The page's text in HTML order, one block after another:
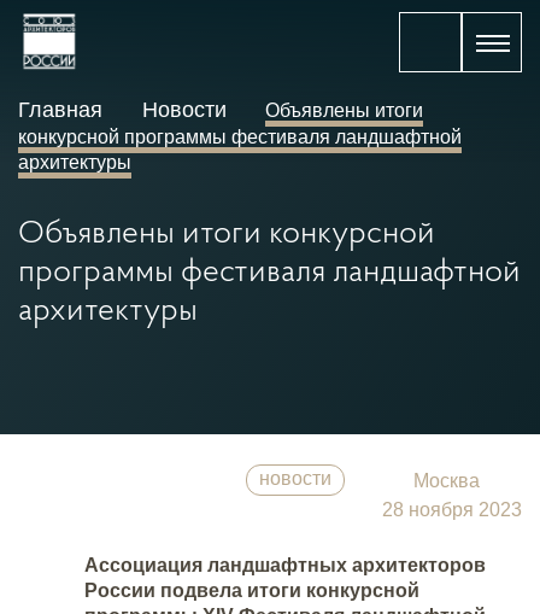
Главная Новости
Объявлены итоги
конкурсной программы фестиваля ландшафтной
архитектуры
Объявлены итоги конкурсной
программы фестиваля ландшафтной
архитектуры
новости
Москва
28 ноября 2023
Ассоциация ландшафтных архитекторов
России подвела итоги конкурсной